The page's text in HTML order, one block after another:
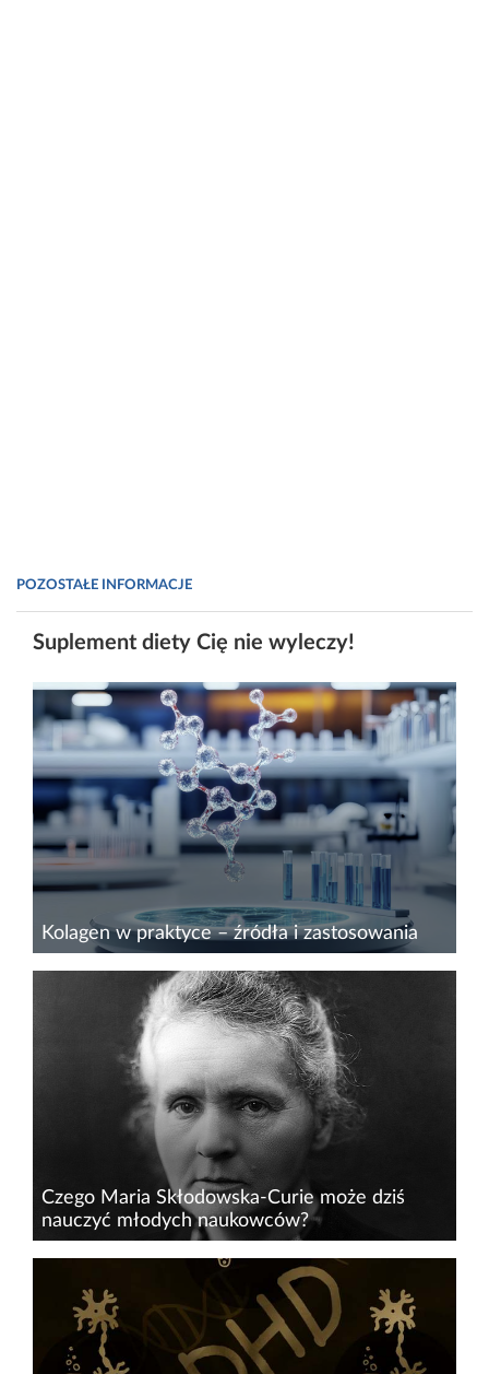
POZOSTAŁE INFORMACJE
Suplement diety Cię nie wyleczy!
Kolagen w praktyce – źródła i zastosowania
W świecie dynamicznie rozwijającej się
biotechnologii i medycyny&nbsp;kolagen
zajmuje szczególne miejsce jako białko o
niezwykłych właściwościach i szerokim
spektrum zastosowań. Po omówieniu jego...
Czego Maria Skłodowska-Curie może dziś
nauczyć młodych naukowców?
Gdyby Maria Skłodowska-Curie żyła w
dzisiejszych czasach, prawdopodobnie
prowadziłaby własne laboratorium AI i nadal nie
miała konta w mediach społecznościowych. Jej
sukces nie wynikał z mody...